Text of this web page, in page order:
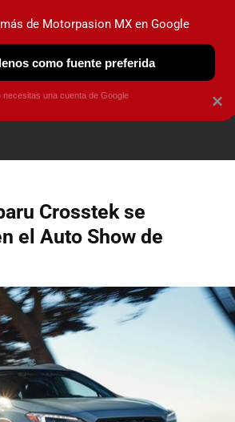
HOY NO CIRCULA
Crosstek se
el Auto Show de
×
de Motorpasion MX en Google
como fuente preferida
necesitas una cuenta de Google